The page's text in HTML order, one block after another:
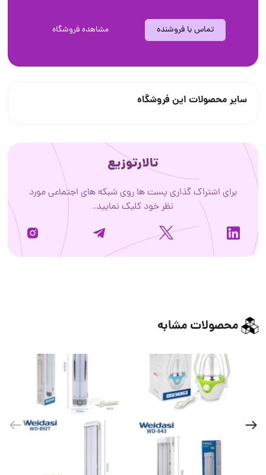
تماس با فروشنده مشاهده فروشگاه
سایر محصولات این فروشگاه
تالارتوزیع
برای اشتراک گذاری پست ها روی شبکه های اجتماعی مورد
نظر خود کلیک نمایید.
محصولات مشابه